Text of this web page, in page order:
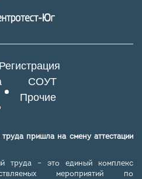
Регистрация
СОУТ
Прочие
пришла на смену аттестации
труда – это единый комплекс
мероприятий по